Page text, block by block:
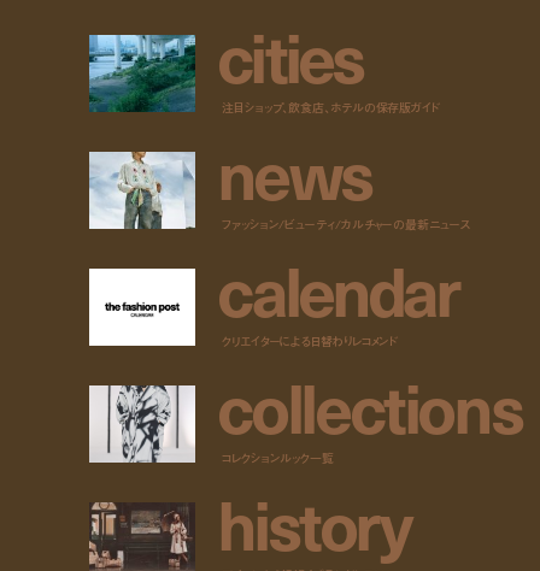
cities
注目ショップ、飲食店、ホテルの保存版ガイド
news
ファッション/ビューティ/カルチャーの最新ニュース
calendar
クリエイターによる日替わりレコメンド
collections
コレクションルック一覧
history